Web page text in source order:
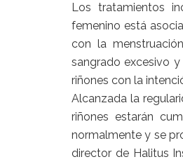
Los tratamientos
femenino está
con la
sangrado excesivo
riñones con la
Alcanzada la
riñones estarán
normalmente y se
director de Halitus